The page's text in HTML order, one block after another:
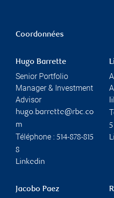
Coordonnées
Hugo Barrette
Senior Portfolio
Manager & Investment
Advisor
hugo.barrette@rbc.co
m
Téléphone : 514-878-815
8
Linkedin
5
Jacobo Paez